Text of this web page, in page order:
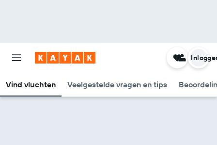
Vind vluchten Veelgestelde vragen en tips